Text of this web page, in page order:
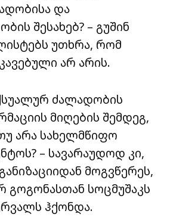
და
შესახებ? – გუშინ
უთხრა, რომ
არ არის.
ძალადობის
მიღების შემდეგ,
არა სახელმწიფო
– სავარაუდოდ კი,
მოგვწერეს,
სოცმუშაკს
ჰქონდა.